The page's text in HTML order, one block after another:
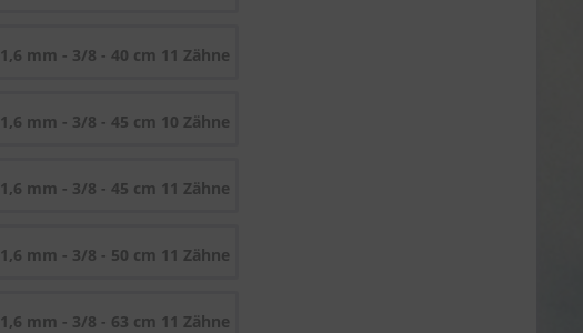
1,6 mm - 3/8 - 40 cm 11 Zähne
1,6 mm - 3/8 - 45 cm 10 Zähne
1,6 mm - 3/8 - 45 cm 11 Zähne
1,6 mm - 3/8 - 50 cm 11 Zähne
1,6 mm - 3/8 - 63 cm 11 Zähne